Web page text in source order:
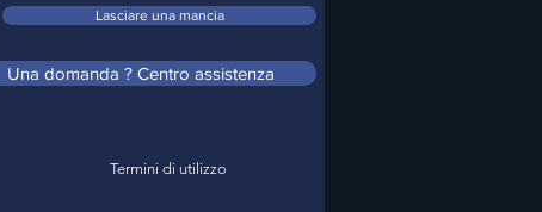
Lasciare una mancia
Una domanda ? Centro assistenza
Termini di utilizzo